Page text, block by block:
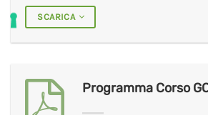
SCARICA
Programma Corso